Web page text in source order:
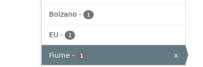
Bolzano - 1
EU - 1
Fiume - 1
x